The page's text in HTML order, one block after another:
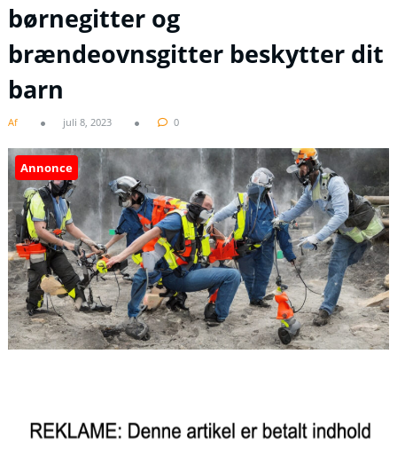
børnegitter og
brændeovnsgitter beskytter dit
barn
Af juli 8, 2023 0
Annonce